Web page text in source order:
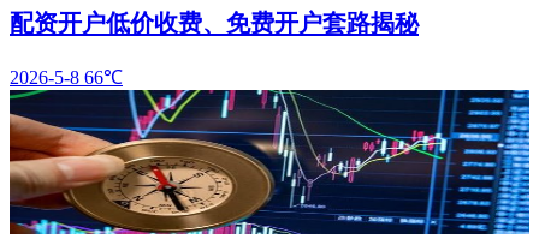
配资开户低价收费、免费开户套路揭秘
2026-5-8 66℃